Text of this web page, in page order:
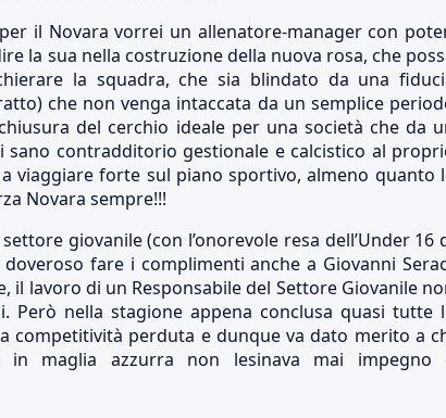
il Novara vorrei un allenatore-manager con
la sua nella costruzione della nuova rosa, che
la squadra, che sia blindato da una
che non venga intaccata da un semplice
del cerchio ideale per una società che da
contradditorio gestionale e calcistico al
viaggiare forte sul piano sportivo, almeno quanto
Novara sempre!!!
giovanile (con l’onorevole resa dell’Under 16
fare i complimenti anche a Giovanni
il lavoro di un Responsabile del Settore Giovanile
Però nella stagione appena conclusa quasi tutte
competitività perduta e dunque va dato merito a
maglia azzurra non lesinava mai impegno